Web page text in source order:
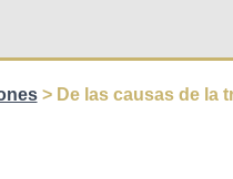
> De las causas de la